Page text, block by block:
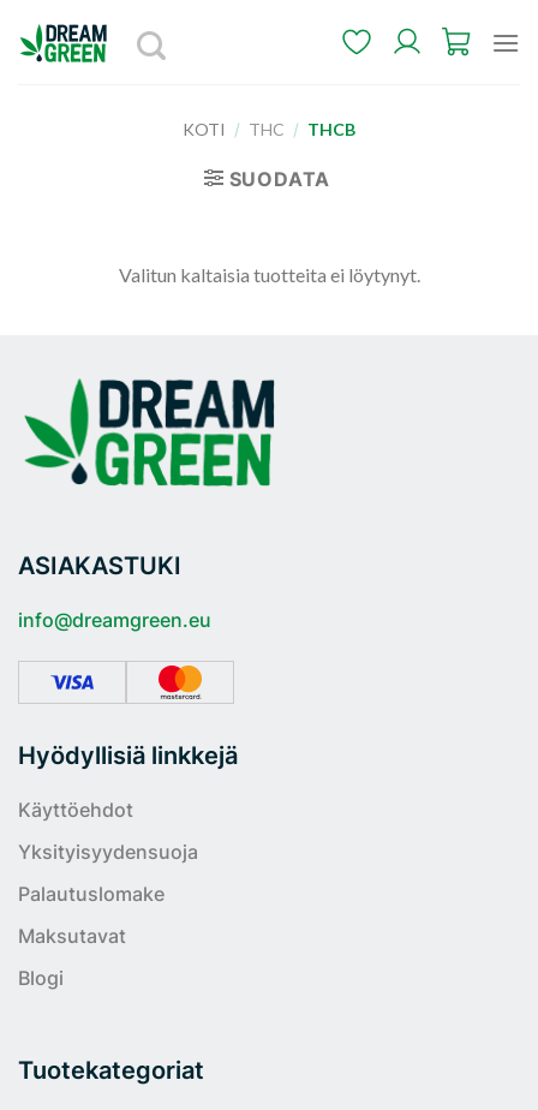
KOTI / THC / THCB
SUODATA
Valitun kaltaisia tuotteita ei löytynyt.
ASIAKASTUKI
info@dreamgreen.eu
Hyödyllisiä linkkejä
Käyttöehdot
Yksityisyydensuoja
Palautuslomake
Maksutavat
Blogi
Tuotekategoriat